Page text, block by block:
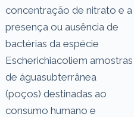
concentração de nitrato e a
presença ou ausência de
bactérias da espécie
Escherichiacoliem amostras
de águasubterrânea
(poços) destinadas ao
consumo humano e